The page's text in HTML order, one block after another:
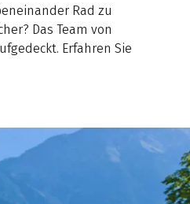
Rad zu
Das Team von
Erfahren Sie